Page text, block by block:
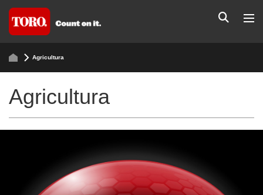
Agricultura
Agricultura